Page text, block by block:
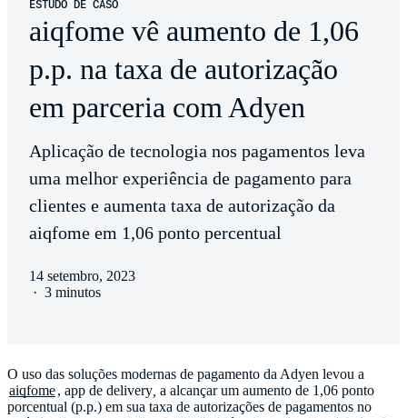
ESTUDO DE CASO
aiqfome vê aumento de 1,06
p.p. na taxa de autorização
em parceria com Adyen
Aplicação de tecnologia nos pagamentos leva
uma melhor experiência de pagamento para
clientes e aumenta taxa de autorização da
aiqfome em 1,06 ponto percentual
14 setembro, 2023
· 3 minutos
O uso das soluções modernas de pagamento da Adyen levou a
aiqfome, app de delivery a alcançar um aumento de 1,06 ponto
porcentual (p.p.) em sua taxa de autorizações de pagamentos no